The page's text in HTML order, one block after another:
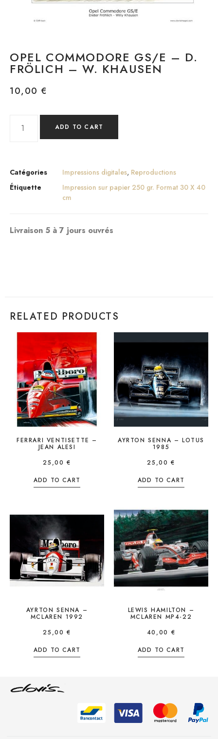
OPEL COMMODORE GS/E – D.
FRÖLICH – W. KHAUSEN
10,00 €
ADD TO CART
Catégories Impressions digitales, Reproductions
Étiquette
Impression sur papier 250 gr. Format 30 X 40
cm
Livraison 5 à 7 jours ouvrés
RELATED PRODUCTS
FERRARI VENTISETTE –
JEAN ALESI
25,00 €
ADD TO CART
AYRTON SENNA – LOTUS
1985
25,00 €
ADD TO CART
AYRTON SENNA –
MCLAREN 1992
25,00 €
ADD TO CART
LEWIS HAMILTON –
MCLAREN MP4-22
40,00 €
ADD TO CART